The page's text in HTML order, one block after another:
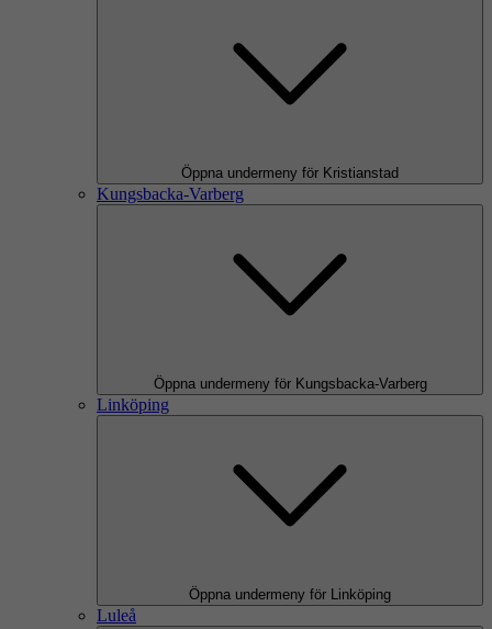
Öppna undermeny för Kristianstad
Kungsbacka-Varberg
Öppna undermeny för Kungsbacka-Varberg
Linköping
Öppna undermeny för Linköping
Luleå